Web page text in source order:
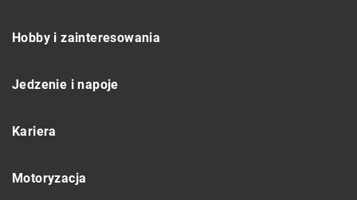
Hobby i zainteresowania
Jedzenie i napoje
Kariera
Motoryzacja